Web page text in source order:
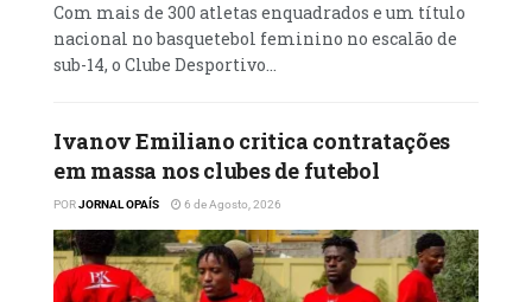
2016, 2017, 2018 e 2018/2019), seis vezes
vencedor da Taça de Angola (1984, 1990, 1991,
Por:
Com mais de 300 atletas enquadrados e um título
nacional no basquetebol feminino no escalão de
sub-14, o Clube Desportivo...
Ivanov Emiliano critica contratações
em massa nos clubes de futebol
PORJORNAL OPAÍS 6 de Agosto, 2026